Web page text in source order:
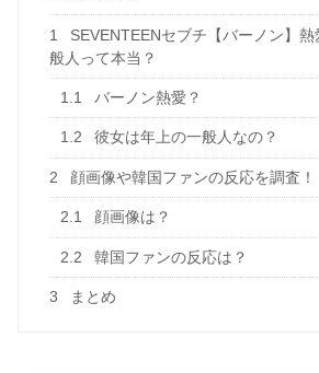
1
SEVENTEENセブチ【バーノン】
般人って本当？
1.1 バーノン熱愛？
1.2 彼女は年上の一般人なの？
2 顔画像や韓国ファンの反応を調査！
2.1 顔画像は？
2.2 韓国ファンの反応は？
3 まとめ